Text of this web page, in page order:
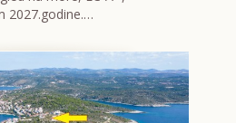
2027.godine.…